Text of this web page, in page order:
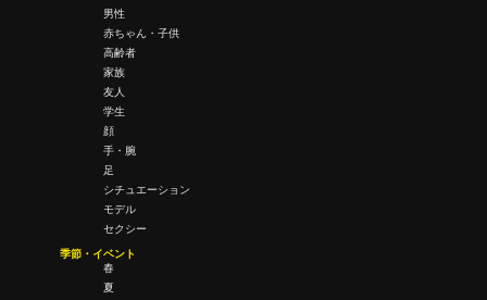
男性
赤ちゃん・子供
高齢者
家族
友人
学生
顔
手・腕
足
シチュエーション
モデル
セクシー
季節・イベント
春
夏